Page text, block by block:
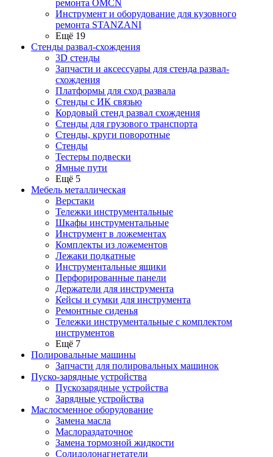
ремонта OMCN
Инструмент и оборудование для кузовного
ремонта STANZANI
Ещё 19
Стенды развал-схождения
3D стенды
Запчасти и аксессуары для стенда развал-
схождения
Платформы для сход развала
Стенды с ИК связью
Кордовый стенд развал схождения
Стенды для грузового транспорта
Стенды, круги поворотные
Стенды
Тестеры подвески
Ямные пути
Ещё 5
Мебель металлическая
Верстаки
Тележки инструментальные
Шкафы инструментальные
Инструмент в ложементах
Комплекты из ложементов
Лежаки подкатные
Инструментальные ящики
Перфорированные панели
Держатели для инструмента
Кейсы и сумки для инструмента
Ремонтные сиденья
Тележки инструментальные с комплектом
инструментов
Ещё 7
Полировальные машины
Запчасти для полировальных машинок
Пуско-зарядные устройства
Пускозарядные устройства
Зарядные устройства
Маслосменное оборудование
Замена масла
Маслораздаточное
Замена тормозной жидкости
Солидолонагнетатели